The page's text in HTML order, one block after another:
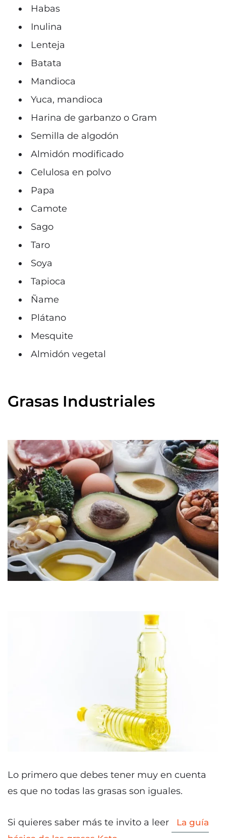
Habas
Inulina
Lenteja
Batata
Mandioca
Yuca, mandioca
Harina de garbanzo o Gram
Semilla de algodón
Almidón modificado
Celulosa en polvo
Papa
Camote
Sago
Taro
Soya
Tapioca
Ñame
Plátano
Mesquite
Almidón vegetal
Grasas Industriales
Lo primero que debes tener muy en cuenta
es que no todas las grasas son iguales.
Si quieres saber más te invito a leer
La guía